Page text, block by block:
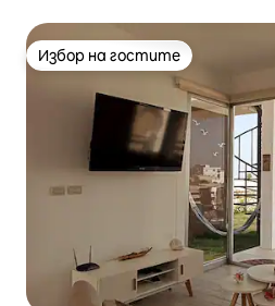
Избор на гостите
Избор на гостите